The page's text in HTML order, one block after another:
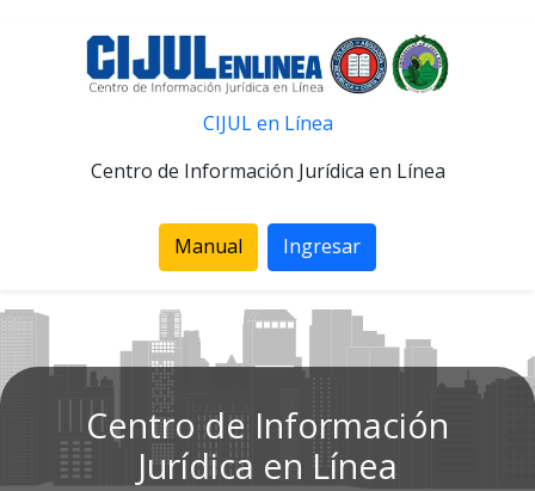
CIJUL en Línea
Centro de Información Jurídica en Línea
Manual Ingresar
Centro de Información
Jurídica en Línea